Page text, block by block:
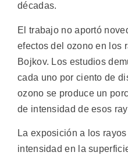
décadas.
El trabajo no aportó
efectos del ozono en los
Bojkov. Los estudios
cada uno por ciento de
ozono se produce un
de intensidad de esos
La exposición a los
intensidad en la